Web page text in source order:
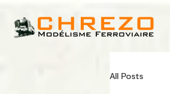
All Posts